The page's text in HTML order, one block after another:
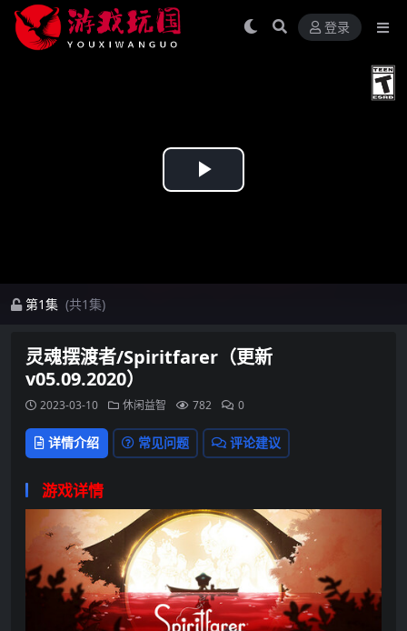
登录
Play
第1集 (共1集)
灵魂摆渡者/Spiritfarer（更新
v05.09.2020）
2023-03-10 休闲益智 782 0
详情介绍 常见问题 评论建议
游戏详情